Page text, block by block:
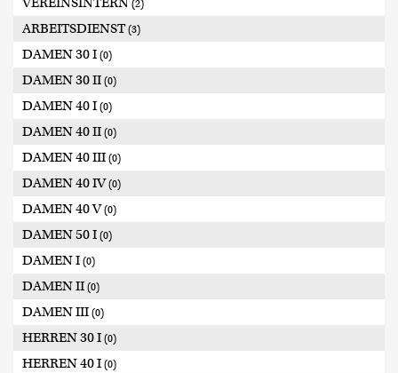
(2)
ARBEITSDIENST(3)
DAMEN 30 I (0)
DAMEN 30 II (0)
DAMEN 40 I (0)
DAMEN 40 II (0)
DAMEN 40 III (0)
DAMEN 40 IV(0)
DAMEN 40 V(0)
DAMEN 50 I (0)
DAMEN I (0)
DAMEN II (0)
DAMEN III (0)
HERREN 30 I (0)
HERREN 40 I (0)